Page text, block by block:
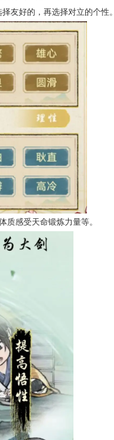
友好的，再选择对立的个性。
质感受天命锻炼力量等。